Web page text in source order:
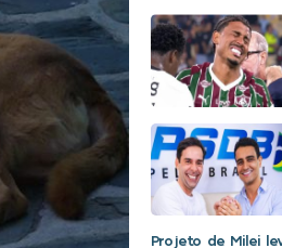
Projeto de Milei